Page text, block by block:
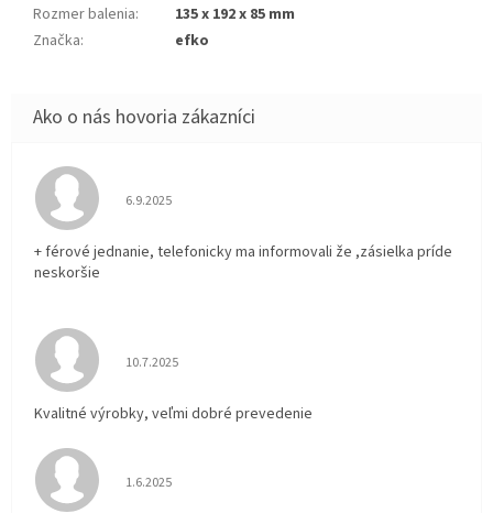
Rozmer balenia:
135 x 192 x 85 mm
Značka: efko
Hodnotenie obchodu je 5 z 5 hviezdičiek.
6.9.2025
+ férové jednanie, telefonicky ma informovali že ,zásielka príde
neskoršie
Hodnotenie obchodu je 5 z 5 hviezdičiek.
10.7.2025
Kvalitné výrobky, veľmi dobré prevedenie
Hodnotenie obchodu je 5 z 5 hviezdičiek.
1.6.2025